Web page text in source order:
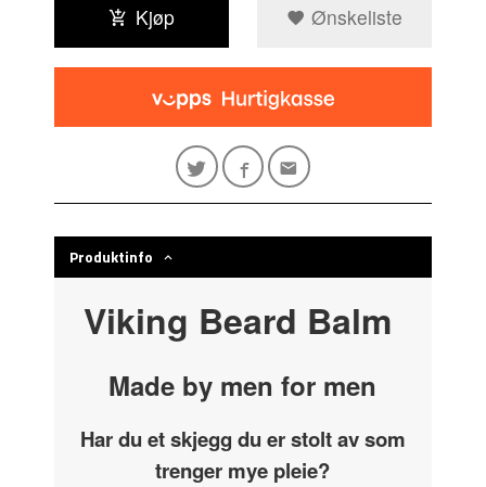
Kjøp Ønskeliste
Produktinfo
Viking Beard Balm
Made by men for men
Har du et skjegg du er stolt av som
trenger mye pleie?